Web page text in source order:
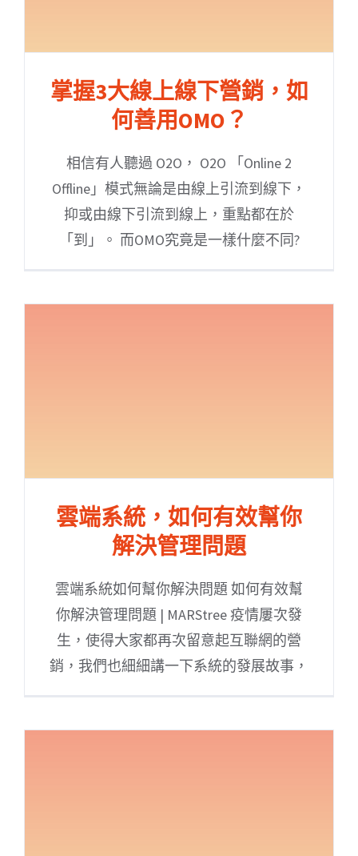
掌握3大線上線下營銷，如
何善用OMO？
相信有人聽過 O2O， O2O 「Online 2
Offline」模式無論是由線上引流到線下，
抑或由線下引流到線上，重點都在於
「到」。 而OMO究竟是一樣什麼不同?
雲端系統，如何有效幫你
解決管理問題
雲端系統如何幫你解決問題 如何有效幫
你解決管理問題 | MARStree 疫情屢次發
生，使得大家都再次留意起互聯網的營
銷，我們也細細講一下系統的發展故事，